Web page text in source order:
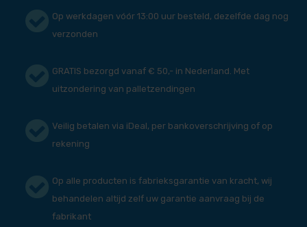
Op werkdagen vóór 13:00 uur besteld, dezelfde dag nog
verzonden
GRATIS bezorgd vanaf € 50,- in Nederland. Met
uitzondering van palletzendingen
Veilig betalen via iDeal, per bankoverschrijving of op
rekening
Op alle producten is fabrieksgarantie van kracht, wij
behandelen altijd zelf uw garantie aanvraag bij de
fabrikant